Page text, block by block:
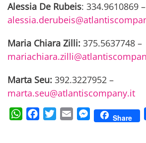
Alessia De Rubeis: 334.9610869 –
Maria Chiara Zilli: 375.5637748 –
Marta Seu: 392.3227952 –
marta.seu@atlantiscompany.it
WhatsAppFacebookTwitterEmail Messenger
Share